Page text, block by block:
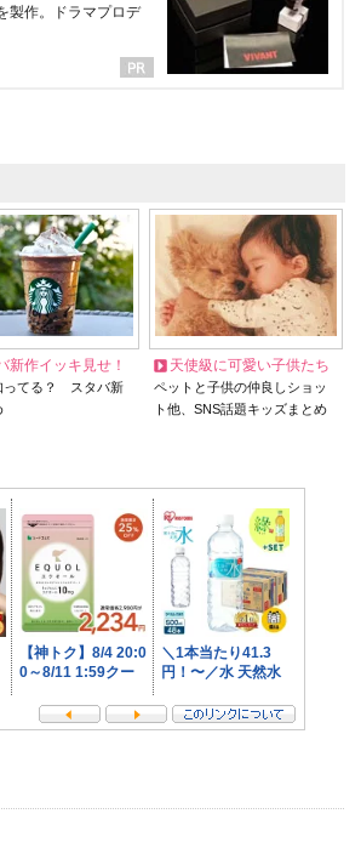
製作。ドラマプロデ
新作イッキ見せ！
ってる？ スタバ新
天使級に可愛い子供たち
ペットと子供の仲良しショッ
ト他、SNS話題キッズまとめ